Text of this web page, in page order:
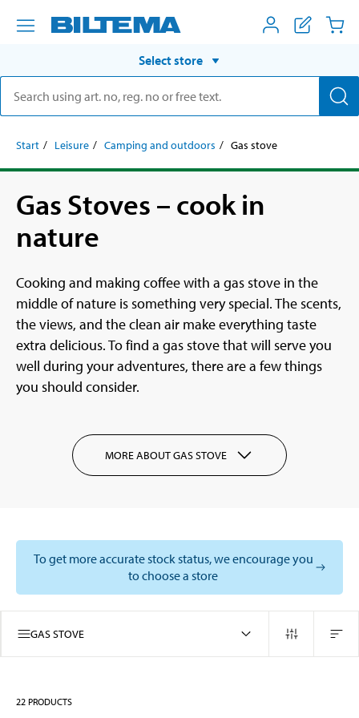
Select store
Start Leisure Camping and outdoors Gas stove
Gas Stoves – cook in
nature
Cooking and making coffee with a gas stove in the
middle of nature is something very special. The scents,
the views, and the clean air make everything taste
extra delicious. To find a gas stove that will serve you
well during your adventures, there are a few things
you should consider.
MORE ABOUT GAS STOVE
To get more accurate stock status, we encourage you
to choose a store
GAS STOVE
22 PRODUCTS